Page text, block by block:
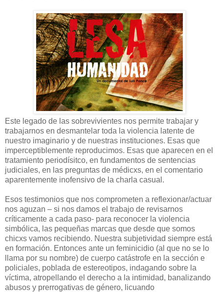
Este legado de las sobrevivientes nos permite trabajar y
trabajarnos en desmantelar toda la violencia latente de
nuestro imaginario y de nuestras instituciones. Esas que
imperceptiblemente reproducimos. Esas que aparecen en el
tratamiento periodísitco, en fundamentos de sentencias
judiciales, en las preguntas de médicxs, en el comentario
aparentemente inofensivo de la charla casual.
Esos testimonios que nos comprometen a reflexionar/actuar
nos aguzan – si nos damos el trabajo de revisarnos
críticamente a cada paso- para reconocer la violencia
simbólica, las pequeñas marcas que desde que somos
chicxs vamos recibiendo. Nuestra subjetividad siempre está
en formación. Entonces ante un feminicidio (al que no se lo
llama por su nombre) de cuerpo catástrofe en la sección e
policiales, poblada de estereotipos, indagando sobre la
víctima, atropellando el derecho a la intimidad, banalizando
abusos y prerrogativas de género, licuando